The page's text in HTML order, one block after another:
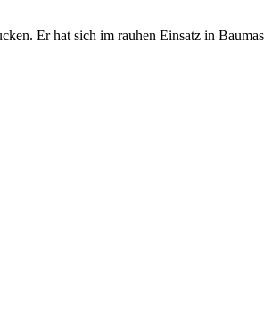
Er hat sich im rauhen Einsatz in